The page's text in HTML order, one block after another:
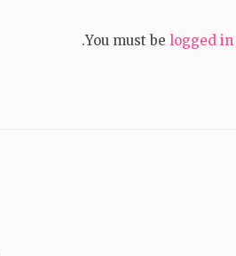
You must be logged in